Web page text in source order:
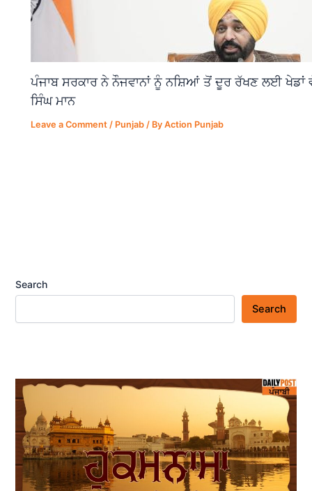
ਪੰਜਾਬ ਸਰਕਾਰ ਨੇ ਨੌਜਵਾਨਾਂ ਨੂੰ ਨਸ਼ਿਆਂ ਤੋਂ ਦੂਰ ਰੱਖਣ ਲਈ ਖੇਡਾਂ
ਸਿੰਘ ਮਾਨ
Leave a Comment / Punjab / ByAction Punjab
Search
Search